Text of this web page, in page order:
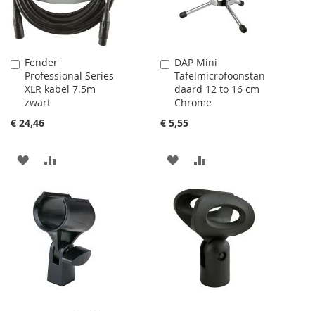
Fender
Professional Series
XLR kabel 7.5m
zwart
€ 24,46
Aan
winkelwagen
toevoegen
AAN
TOEVOEGEN
OM
TE
VERGELIJKEN
DAP Mini
Tafelmicrofoonstan
daard 12 to 16 cm
Chrome
€ 5,55
Aan
winkelwagen
toevoegen
AAN
TOEVOEGEN
OM
TE
VERGELIJKEN